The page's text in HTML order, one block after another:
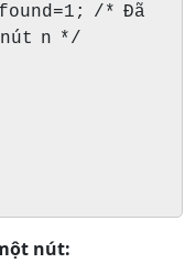
/* Đã
n */
nút: